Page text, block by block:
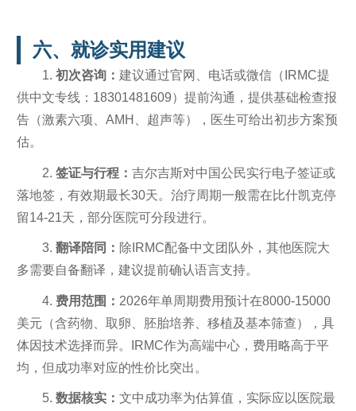
六、就诊实用建议
1. 初次咨询： 建议通过官网、电话或微信（IRMC提
供中文专线：18301481609）提前沟通，提供基础检查报
告（激素六项、AMH、超声等），医生可给出初步方案预
估。
2. 签证与行程： 吉尔吉斯对中国公民实行电子签证或
落地签，有效期最长30天。治疗周期一般需在比什凯克停
留14-21天，部分医院可分段进行。
3. 翻译陪同： 除IRMC配备中文团队外，其他医院大
多需要自备翻译，建议提前确认语言支持。
4. 费用范围： 2026年单周期费用预计在8000-15000
美元（含药物、取卵、胚胎培养、移植及基本筛查），具
体因技术选择而异。IRMC作为高端中心，费用略高于平
均，但成功率对应的性价比突出。
5. 数据核实： 文中成功率为估算值，实际应以医院最